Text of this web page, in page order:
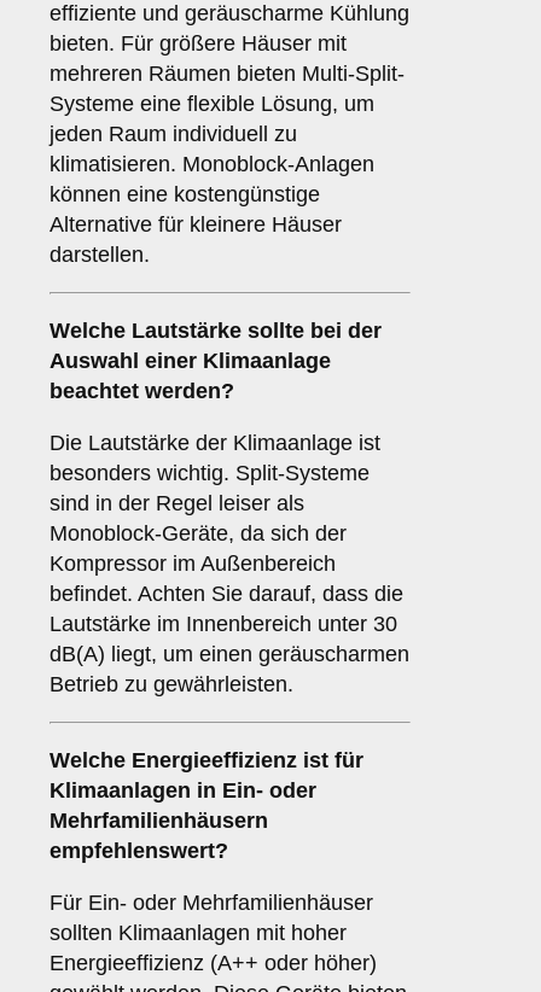
effiziente und geräuscharme Kühlung
bieten. Für größere Häuser mit
mehreren Räumen bieten Multi-Split-
Systeme eine flexible Lösung, um
jeden Raum individuell zu
klimatisieren. Monoblock-Anlagen
können eine kostengünstige
Alternative für kleinere Häuser
darstellen.
Welche Lautstärke sollte bei der
Auswahl einer Klimaanlage
beachtet werden?
Die Lautstärke der Klimaanlage ist
besonders wichtig. Split-Systeme
sind in der Regel leiser als
Monoblock-Geräte, da sich der
Kompressor im Außenbereich
befindet. Achten Sie darauf, dass die
Lautstärke im Innenbereich unter 30
dB(A) liegt, um einen geräuscharmen
Betrieb zu gewährleisten.
Welche Energieeffizienz ist für
Klimaanlagen in Ein- oder
Mehrfamilienhäusern
empfehlenswert?
Für Ein- oder Mehrfamilienhäuser
sollten Klimaanlagen mit hoher
Energieeffizienz (A++ oder höher)